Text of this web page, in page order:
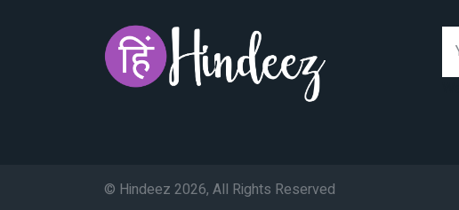
© Hindeez 2026, All Rights Reserved